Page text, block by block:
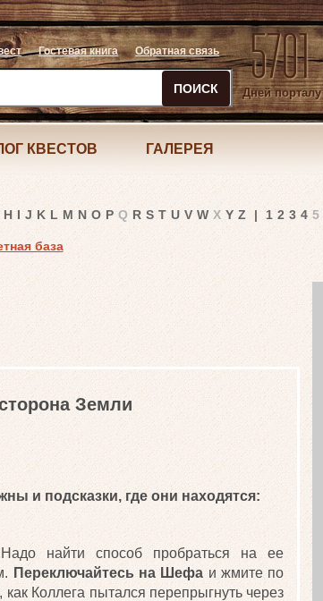
Гостевая книга Обратная связь
ПОИСК 5701
Дней порталу
КВЕСТОВ ГАЛЕРЕЯ
H I J K L M N O P Q R S T U V W X Y Z | 1 2 3 4 5
база
Земли
и подсказки, где они находятся:
найти способ пробраться на ее
Переключайтесь на Шефа и жмите по
Коллега пытался перепрыгнуть через